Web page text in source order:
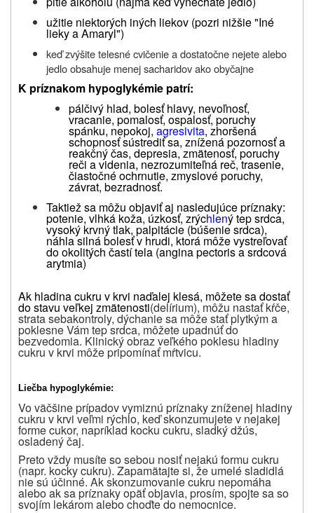
užitie niektorých iných liekov (pozri nižšie "Iné
lieky a Amaryl")
keď zvýšite telesné cvičenie a dostatočne nejete alebo
jedlo obsahuje menej sacharidov ako obyčajne
K príznakom hypoglykémie patrí:
pálčivý hlad, bolesť hlavy, nevoľnosť,
vracanie, pomalosť, ospalosť, poruchy
spánku, nepokoj, agresivita, zhoršená
schopnosť sústrediť sa, znížená pozornosť a
reakčný čas, depresia, zmätenosť, poruchy
reči a videnia, nezrozumiteľná reč, trasenie,
čiastočné ochrnutie, zmyslové poruchy,
závrat, bezradnosť.
Taktiež sa môžu objaviť aj nasledujúce príznaky:
potenie, vlhká koža, úzkosť, zrýchlený tep srdca,
vysoký krvný tlak, palpitácie (búšenie srdca),
náhla silná bolesť v hrudi, ktorá môže vystreľovať
do okolitých častí tela (angina pectoris a srdcová
arytmia)
Ak hladina cukru v krvi naďalej klesá, môžete sa dostať
do stavu veľkej zmätenosti(delírium), môžu nastať kŕče,
strata sebakontroly, dýchanie sa môže stať plytkým a
poklesne Vám tep srdca, môžete upadnúť do
bezvedomia. Klinický obraz veľkého poklesu hladiny
cukru v krvi môže pripomínať mŕtvicu.
Liečba hypoglykémie:
Vo väčšine prípadov vymiznú príznaky zníženej hladiny
cukru v krvi veľmi rýchlo, keď skonzumujete v nejakej
forme cukor, napríklad kocku cukru, sladký džús,
osladený čaj.
Preto vždy musíte so sebou nosiť nejakú formu cukru
(napr. kocky cukru). Zapamätajte si, že umelé sladidlá
nie sú účinné. Ak skonzumovanie cukru nepomáha
alebo ak sa príznaky opäť objavia, prosím, spojte sa so
svojím lekárom alebo choďte do nemocnice.